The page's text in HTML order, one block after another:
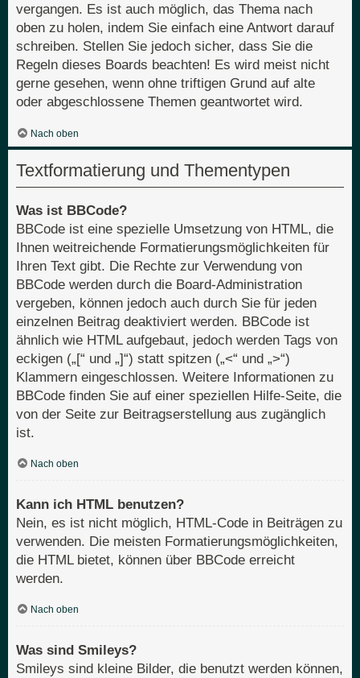
vergangen. Es ist auch möglich, das Thema nach
oben zu holen, indem Sie einfach eine Antwort darauf
schreiben. Stellen Sie jedoch sicher, dass Sie die
Regeln dieses Boards beachten! Es wird meist nicht
gerne gesehen, wenn ohne triftigen Grund auf alte
oder abgeschlossene Themen geantwortet wird.
Nach oben
Textformatierung und Thementypen
Was ist BBCode?
BBCode ist eine spezielle Umsetzung von HTML, die
Ihnen weitreichende Formatierungsmöglichkeiten für
Ihren Text gibt. Die Rechte zur Verwendung von
BBCode werden durch die Board-Administration
vergeben, können jedoch auch durch Sie für jeden
einzelnen Beitrag deaktiviert werden. BBCode ist
ähnlich wie HTML aufgebaut, jedoch werden Tags von
eckigen („[“ und „]“) statt spitzen („<“ und „>“)
Klammern eingeschlossen. Weitere Informationen zu
BBCode finden Sie auf einer speziellen Hilfe-Seite, die
von der Seite zur Beitragserstellung aus zugänglich
ist.
Nach oben
Kann ich HTML benutzen?
Nein, es ist nicht möglich, HTML-Code in Beiträgen zu
verwenden. Die meisten Formatierungsmöglichkeiten,
die HTML bietet, können über BBCode erreicht
werden.
Nach oben
Was sind Smileys?
Smileys sind kleine Bilder, die benutzt werden können,